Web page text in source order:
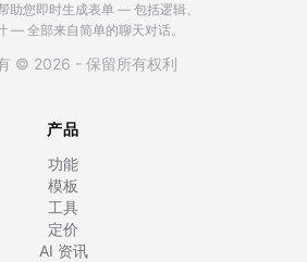
助您即时生成表单 — 包括逻辑、
— 全部来自简单的聊天对话。
© 2026 - 保留所有权利
产品
功能
模板
工具
定价
AI 资讯